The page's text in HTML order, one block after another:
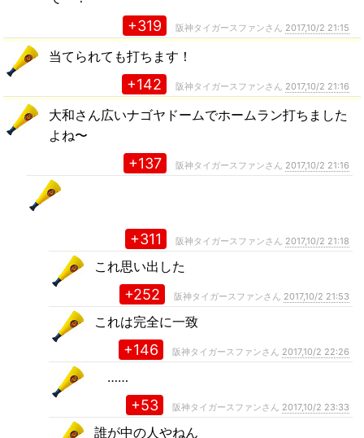
+319 阪神タイガースファンさん 2017,10/2 21:15
当てられても打ちます！
+142 阪神タイガースファンさん 2017,10/2 21:16
大和さん広いナゴヤドームでホームラン打ちました
よね〜
+137 阪神タイガースファンさん 2017,10/2 21:16
+311 阪神タイガースファンさん 2017,10/2 21:18
これ思い出した
+252 阪神タイガースファンさん 2017,10/2 21:53
これは完全に一致
+146 阪神タイガースファンさん 2017,10/2 22:26
……
+53 阪神タイガースファンさん 2017,10/2 23:33
誰が中の人やねん